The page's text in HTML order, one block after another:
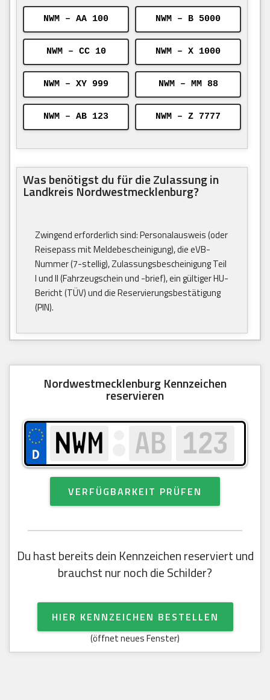
NWM – AA 100 NWM – B 5000
NWM – CC 10 NWM – X 1000
NWM – XY 999 NWM – MM 88
NWM – AB 123 NWM – Z 7777
Was benötigst du für die Zulassung in
Landkreis Nordwestmecklenburg?
Zwingend erforderlich sind: Personalausweis (oder
Reisepass mit Meldebescheinigung), die eVB-
Nummer (7-stellig), Zulassungsbescheinigung Teil
I und II (Fahrzeugschein und -brief), ein gültiger HU-
Bericht (TÜV) und die Reservierungsbestätigung
(PIN).
Nordwestmecklenburg Kennzeichen
reservieren
VERFÜGBARKEIT PRÜFEN
Du hast bereits dein Kennzeichen reserviert und
brauchst nur noch die Schilder?
HIER KENNZEICHEN BESTELLEN
(öffnet neues Fenster)